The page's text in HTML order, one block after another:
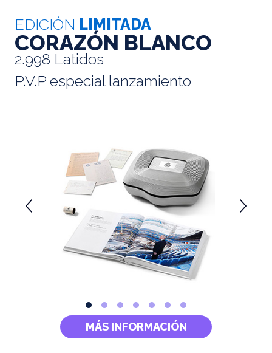
EDICIÓN LIMITADA
CORAZÓN BLANCO
2.998 Latidos
P.V.P especial lanzamiento
MÁS INFORMACIÓN